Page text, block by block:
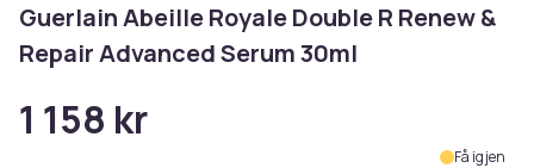
Guerlain Abeille Royale Double R Renew &
Repair Advanced Serum 30ml
1 158 kr
Få igjen